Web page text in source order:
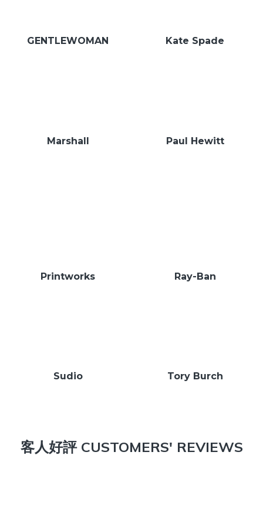
GENTLEWOMAN Kate Spade
Marshall Paul Hewitt
Printworks Ray-Ban
Sudio Tory Burch
客人好評 CUSTOMERS' REVIEWS